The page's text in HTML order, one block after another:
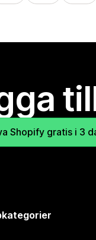
Shopify gratis i 3